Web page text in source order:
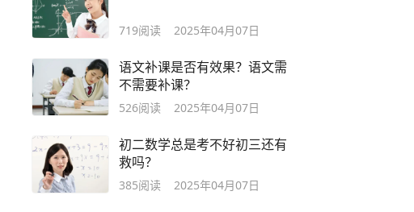
719阅读 2025年04月07日
语文补课是否有效果？语文需
不需要补课？
526阅读 2025年04月07日
初二数学总是考不好初三还有
救吗？
385阅读 2025年04月07日